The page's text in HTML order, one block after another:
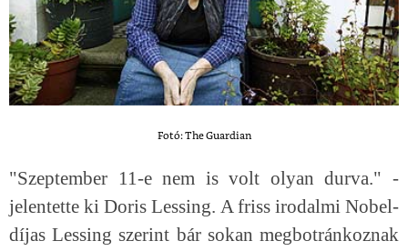
Fotó: The Guardian
"Szeptember 11-e nem is volt olyan durva." -
jelentette ki Doris Lessing. A friss irodalmi Nobel-
díjas Lessing szerint bár sokan megbotránkoznak